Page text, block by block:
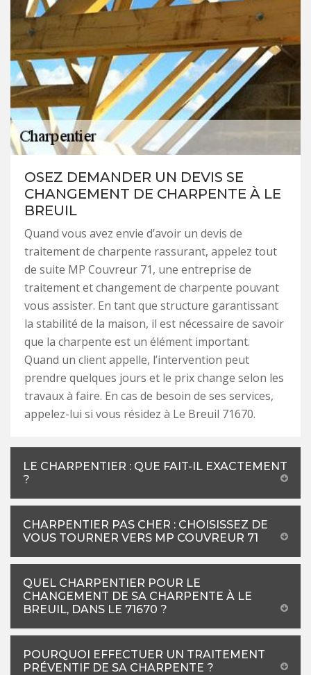
OSEZ DEMANDER UN DEVIS SE
CHANGEMENT DE CHARPENTE À LE
BREUIL
Quand vous avez envie d’avoir un devis de
traitement de charpente rassurant, appelez tout
de suite MP Couvreur 71, une entreprise de
traitement et changement de charpente pouvant
vous assister. En tant que structure garantissant
la stabilité de la maison, il est nécessaire de savoir
que la charpente est un élément important.
Quand un client appelle, l’intervention peut
prendre quelques jours et le prix change selon les
travaux à faire. En cas de besoin de ses services,
appelez-lui si vous résidez à Le Breuil 71670.
LE CHARPENTIER : QUE FAIT-IL EXACTEMENT
?
CHARPENTIER PAS CHER : CHOISISSEZ DE
VOUS TOURNER VERS MP COUVREUR 71
QUEL CHARPENTIER POUR LE
CHANGEMENT DE SA CHARPENTE À LE
BREUIL, DANS LE 71670 ?
POURQUOI EFFECTUER UN TRAITEMENT
PRÉVENTIF DE SA CHARPENTE ?